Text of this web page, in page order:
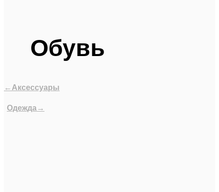
Обувь
←Аксессуары
Одежда→